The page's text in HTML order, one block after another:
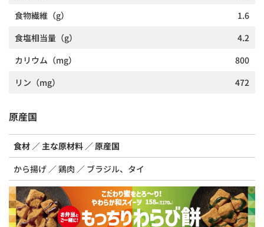
食物繊維 （g）
1.6
食塩相当量 （g）
4.2
カリウム （mg）
800
リン （mg） 472
原産国
食材 主な原材料
原産国
から揚げ
鶏肉 ブラジル、タイ